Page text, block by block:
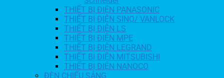
THIẾT BỊ ĐIỆN PANASONIC
THIẾT BỊ ĐIỆN SINO/ VANLOCK
THIẾT BỊ ĐIỆN LS
THIẾT BỊ ĐIỆN MPE
THIẾT BỊ ĐIỆN LEGRAND
THIẾT BỊ ĐIỆN MITSUBISHI
THIẾT BỊ ĐIỆN NANOCO
ĐÈN CHIẾU SÁNG